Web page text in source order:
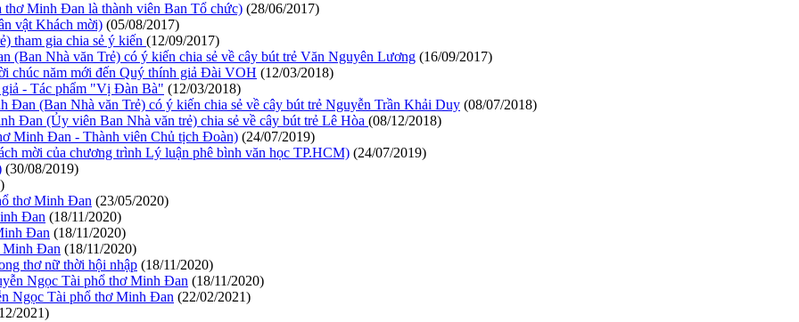
Minh Đan là thành viên Ban Tổ chức) (28/06/2017)
vật Khách mời) (05/08/2017)
tham gia chia sẻ ý kiến (12/09/2017)
(Ban Nhà văn Trẻ) có ý kiến chia sẻ về cây bút trẻ Văn Nguyên Lương (16/09/2017)
chúc năm mới đến Quý thính giả Đài VOH (12/03/2018)
giả - Tác phẩm "Vị Đàn Bà" (12/03/2018)
(Ban Nhà văn Trẻ) có ý kiến chia sẻ về cây bút trẻ Nguyễn Trần Khải Duy (08/07/2018)
Đan (Ủy viên Ban Nhà văn trẻ) chia sẻ về cây bút trẻ Lê Hòa (08/12/2018)
Minh Đan - Thành viên Chủ tịch Đoàn) (24/07/2019)
mời của chương trình Lý luận phê bình văn học TP.HCM) (24/07/2019)
(30/08/2019)
thơ Minh Đan (23/05/2020)
Đan (18/11/2020)
Đan (18/11/2020)
Minh Đan (18/11/2020)
thơ nữ thời hội nhập (18/11/2020)
Ngọc Tài phổ thơ Minh Đan (18/11/2020)
Ngọc Tài phổ thơ Minh Đan (22/02/2021)
2021)